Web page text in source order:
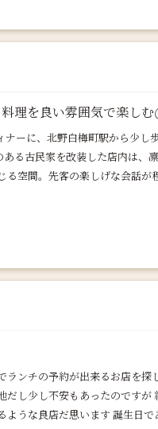
理を良い雰囲気で楽し
ーに、北野白梅町駅から少し
る古民家を改装した店内は、
る空間。先客の楽しげな会話が
ンチの予約が出来るお店を探
し少し不安もあったのですが
うな良店だ思います 誕生日